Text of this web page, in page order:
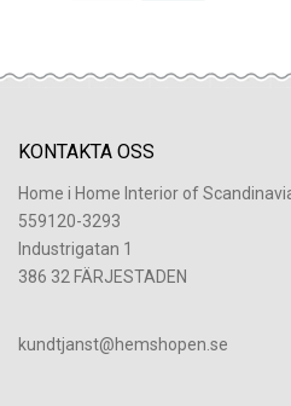
KONTAKTA OSS
Home i Home Interior of
559120-3293
Industrigatan 1
386 32 FÄRJESTADEN
​kundtjanst@hemshopen.se